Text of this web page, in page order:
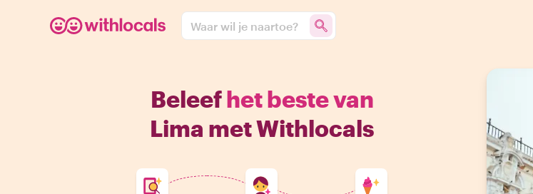
Waar wil je naartoe?
Beleefhet beste van
Lima met Withlocals